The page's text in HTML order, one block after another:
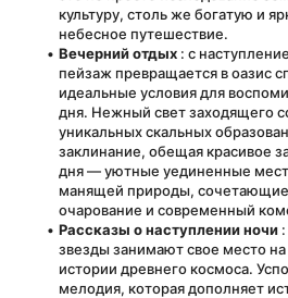
культуру, столь же богатую и
небесное путешествие.
Вечерний отдых : с
пейзаж превращается в оазис
идеальные условия для
дня. Нежный свет заходящего
уникальных скальных
заклинание, обещая красивое
дня — уютные уединенные
манящей природы, сочетающие
очарование и современный
Рассказы о наступлении ночи :
звезды занимают свое место
истории древнего космоса.
мелодия, которая дополняет